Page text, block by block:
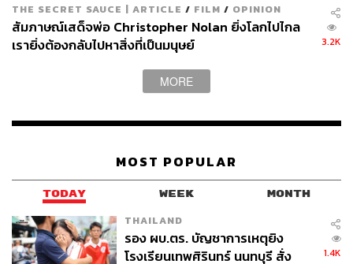
THE SECRET SAUCE | ARTICLE / FILM / OPINION
สัมภาษณ์เสด็จพ่อ Christopher Nolan ยิ่งโลกไปไกล
เรายิ่งต้องกลับไปหาสิ่งที่เป็นมนุษย์
3.2K
MORE
MOST POPULAR
TODAY WEEK MONTH
THAILAND
รอง ผบ.ตร. บัญชาการเหตุยิง
โรงเรียนเทพศิรินทร์ นนทบุรี สั่ง
1.4K